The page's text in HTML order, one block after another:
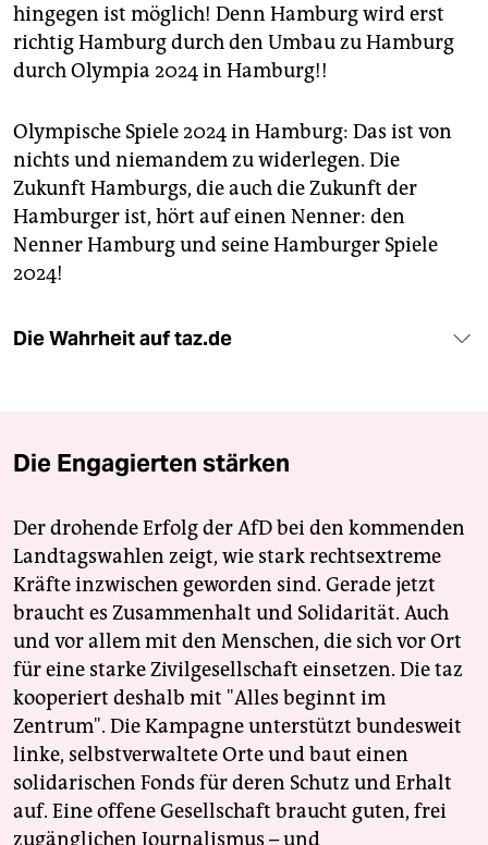
hingegen ist möglich! Denn Hamburg wird erst
richtig Hamburg durch den Umbau zu Hamburg
durch Olympia 2024 in Hamburg!!
Olympische Spiele 2024 in Hamburg: Das ist von
nichts und niemandem zu widerlegen. Die
Zukunft Hamburgs, die auch die Zukunft der
Hamburger ist, hört auf einen Nenner: den
Nenner Hamburg und seine Hamburger Spiele
2024!
Die Wahrheit auf taz.de
Die Engagierten stärken
Der drohende Erfolg der AfD bei den kommenden
Landtagswahlen zeigt, wie stark rechtsextreme
Kräfte inzwischen geworden sind. Gerade jetzt
braucht es Zusammenhalt und Solidarität. Auch
und vor allem mit den Menschen, die sich vor Ort
für eine starke Zivilgesellschaft einsetzen. Die taz
kooperiert deshalb mit "Alles beginnt im
Zentrum". Die Kampagne unterstützt bundesweit
linke, selbstverwaltete Orte und baut einen
solidarischen Fonds für deren Schutz und Erhalt
auf. Eine offene Gesellschaft braucht guten, frei
zugänglichen Journalismus – und